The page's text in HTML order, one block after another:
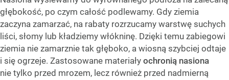
głębokość, po czym całość podlewamy. Gdy ziemia
zaczyna zamarzać, na rabaty rozrzucamy warstwę suchych
liści, słomy lub kładziemy włókninę. Dzięki temu zabiegowi
ziemia nie zamarznie tak głęboko, a wiosną szybciej odtaje
i się ogrzeje. Zastosowane materiały ochronią nasiona
nie tylko przed mrozem, lecz również przed nadmierną